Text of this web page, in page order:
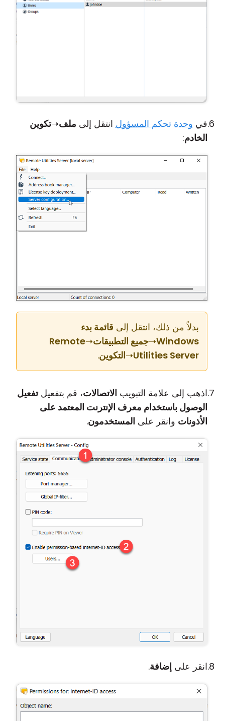
في وحدة تحكم المسؤول انتقل إلى ملف➝تكوين
الخادم:
بدلاً من ذلك، انتقل إلى قائمة بدء
Windows
➝جميع التطبيقات➝
Remote
Utilities Server
➝التكوين.
اذهب إلى علامة التبويب الاتصالات، قم بتفعيلتفعيل
الوصول باستخدام معرف الإنترنت المعتمد على
الأذونات وانقر على المستخدمون.
انقر على إضافة.